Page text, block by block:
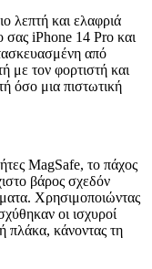
λεπτή και ελαφριά
σας iPhone 14 Pro και
από
με τον φορτιστή και
όσο μια πιστωτική
MagSafe, το πάχος
βάρος σχεδόν
Χρησιμοποιώντας
οι ισχυροί
πλάκα, κάνοντας τη